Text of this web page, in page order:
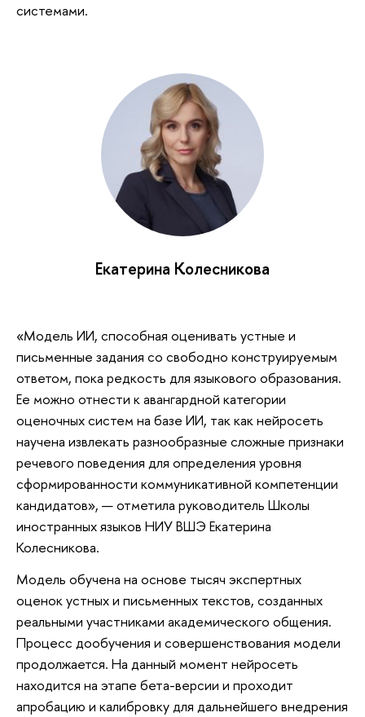
системами.
Екатерина Колесникова
«Модель ИИ, способная оценивать устные и
письменные задания со свободно конструируемым
ответом, пока редкость для языкового образования.
Ее можно отнести к авангардной категории
оценочных систем на базе ИИ, так как нейросеть
научена извлекать разнообразные сложные признаки
речевого поведения для определения уровня
сформированности коммуникативной компетенции
кандидатов», — отметила руководитель Школы
иностранных языков НИУ ВШЭ Екатерина
Колесникова.
Модель обучена на основе тысяч экспертных
оценок устных и письменных текстов, созданных
реальными участниками академического общения.
Процесс дообучения и совершенствования модели
продолжается. На данный момент нейросеть
находится на этапе бета-версии и проходит
апробацию и калибровку для дальнейшего внедрения